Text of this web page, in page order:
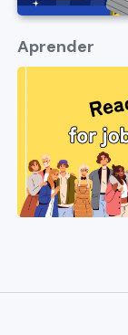
Aprender